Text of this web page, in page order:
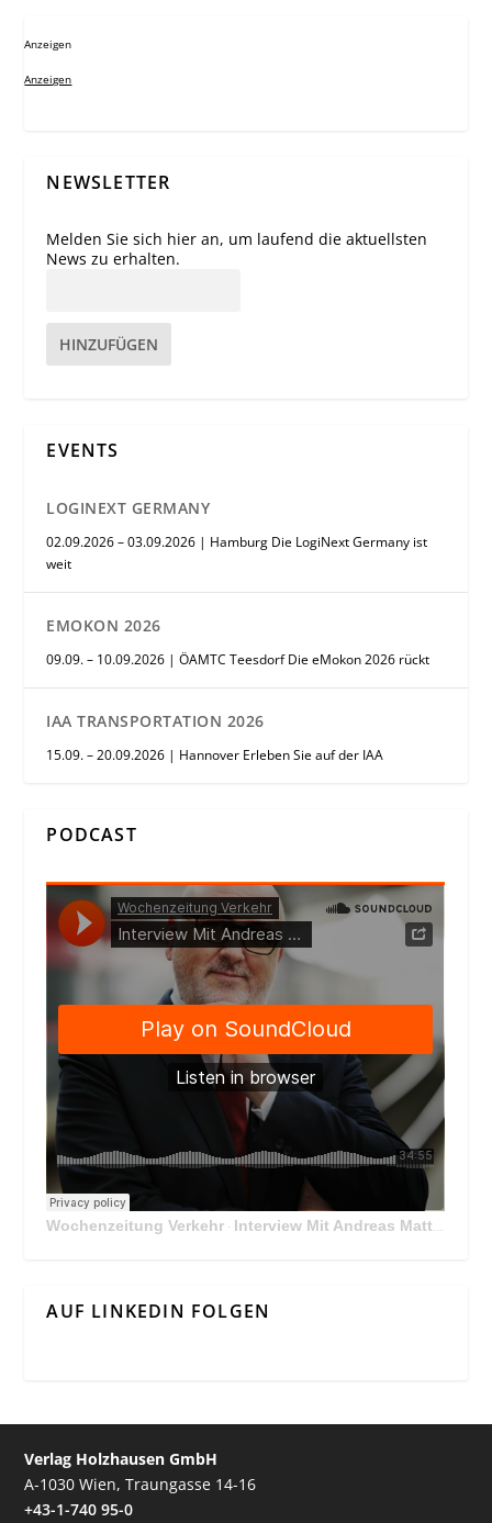
Anzeigen
Anzeigen
NEWSLETTER
Melden Sie sich hier an, um laufend die aktuellsten
News zu erhalten.
HINZUFÜGEN
EVENTS
LOGINEXT GERMANY
02.09.2026 – 03.09.2026 | Hamburg Die LogiNext Germany ist
weit
EMOKON 2026
09.09. – 10.09.2026 | ÖAMTC Teesdorf Die eMokon 2026 rückt
IAA TRANSPORTATION 2026
15.09. – 20.09.2026 | Hannover Erleben Sie auf der IAA
PODCAST
Wochenzeitung Verkehr · Interview Mit Andreas Matthä, CEO der ÖBB Holding
AUF LINKEDIN FOLGEN
Verlag Holzhausen GmbH
A-1030 Wien, Traungasse 14-16
+43-1-740 95-0